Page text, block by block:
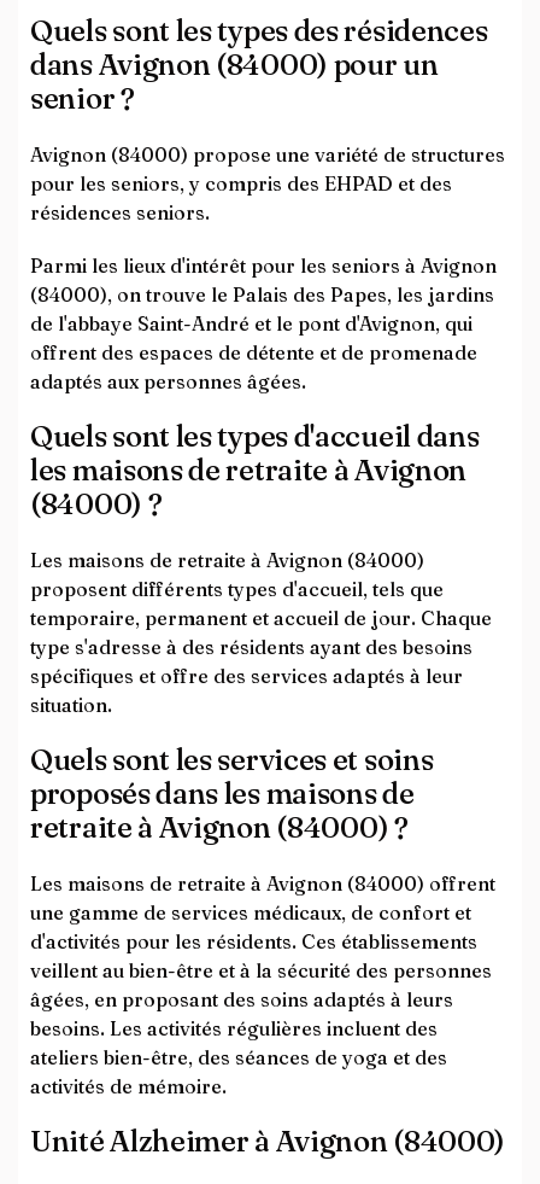
Quels sont les types des résidences
dans Avignon (84000) pour un
senior ?
Avignon (84000) propose une variété de structures
pour les seniors, y compris des EHPAD et des
résidences seniors.
Parmi les lieux d'intérêt pour les seniors à Avignon
(84000), on trouve le Palais des Papes, les jardins
de l'abbaye Saint-André et le pont d'Avignon, qui
offrent des espaces de détente et de promenade
adaptés aux personnes âgées.
Quels sont les types d'accueil dans
les maisons de retraite à Avignon
(84000) ?
Les maisons de retraite à Avignon (84000)
proposent différents types d'accueil, tels que
temporaire, permanent et accueil de jour. Chaque
type s'adresse à des résidents ayant des besoins
spécifiques et offre des services adaptés à leur
situation.
Quels sont les services et soins
proposés dans les maisons de
retraite à Avignon (84000) ?
Les maisons de retraite à Avignon (84000) offrent
une gamme de services médicaux, de confort et
d'activités pour les résidents. Ces établissements
veillent au bien-être et à la sécurité des personnes
âgées, en proposant des soins adaptés à leurs
besoins. Les activités régulières incluent des
ateliers bien-être, des séances de yoga et des
activités de mémoire.
Unité Alzheimer à Avignon (84000)